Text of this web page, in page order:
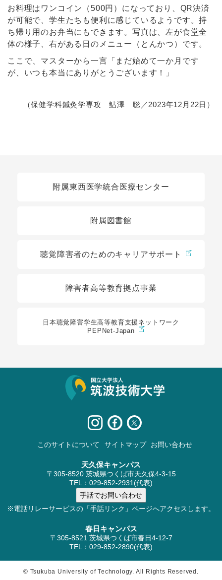
お料理はワンコイン（500円）になっており、QR決済
が可能で、学生たちも便利に感じているようです。持
ち帰り用のお弁当にもできます。写真は、左が食堂全
体の様子、右がある日のメニュー（とんかつ）です。
ここで、マスターから一言「まだ始めて一か月です
が、いつも本当にありがとうございます！」
（保健学科鍼灸学専攻 鮎澤 聡／2023年12月22日）
附属東西医学統合医療センター
附属図書館
聴覚障害者のためのキャリアサポート
障害者高等教育拠点事業
日本聴覚障害学生高等教育支援ネットワーク
PEPNet-Japan
このサイトについて サイトマップ お問い合わせ
天久保キャンパス
〒305-8520 茨城県つくば市天久保4-3-15
TEL：029-852-2931(代表)
※電話リレーサービスの「手話リンク」ページへアクセスします。
春日キャンパス
〒305-8521 茨城県つくば市春日4-12-7
TEL：029-852-2890(代表)
© Tsukuba University of Technology. All Rights Reserved.